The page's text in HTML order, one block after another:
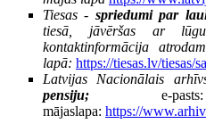
Tiesas - spriedumi par
tiesā, jāvēršas ar
kontaktinformācija
lapā: https://tiesas.lv/tiesas/
Latvijas Nacionālais
pensiju; e-
mājaslapa: https://